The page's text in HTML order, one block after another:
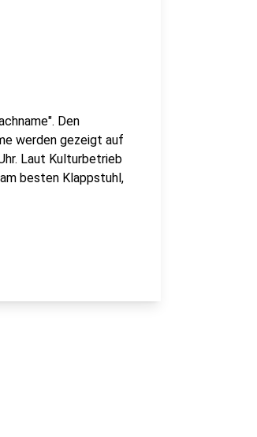
Den
werden gezeigt auf
Laut Kulturbetrieb
besten Klappstuhl,